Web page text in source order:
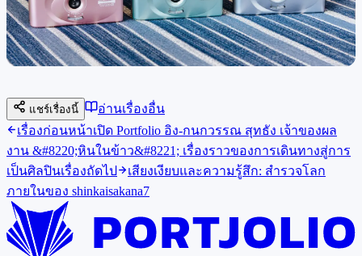
แชร์เรื่องนี้
อ่านเรื่องอื่น
เรื่องก่อนหน้าเปิด Portfolio อิง-กนกวรรณ สุทธัง เจ้าของผล
งาน &#8220;หินในข้าว&#8221; เรื่องราวของการเดินทางสู่การ
เป็นศิลปินเรื่องถัดไป
เสียงเงียบและความรู้สึก: สำรวจโลก
ภายในของ shinkaisakana7